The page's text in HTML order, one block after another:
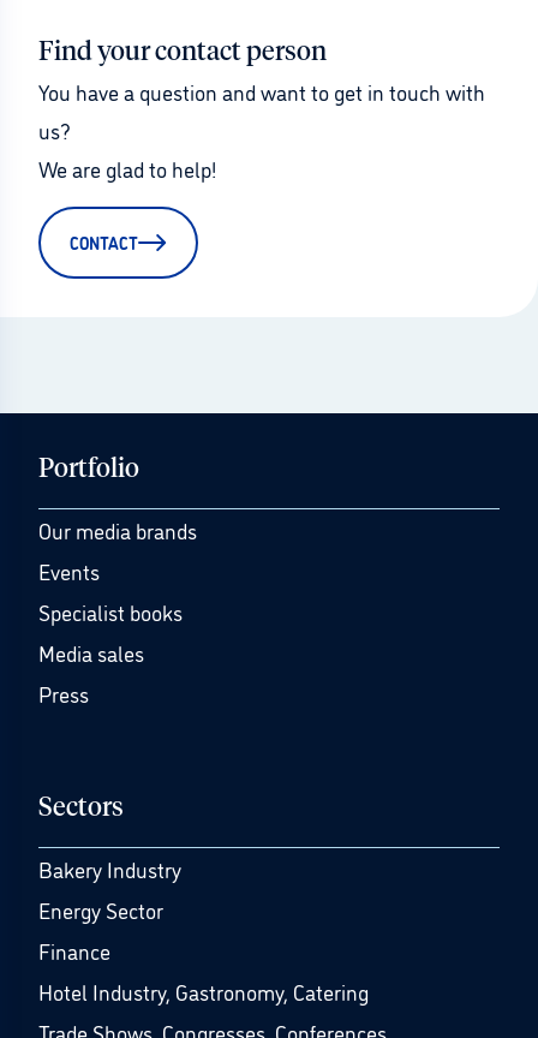
Find your contact person
You have a question and want to get in touch with
us?
We are glad to help!
CONTACT
Portfolio
Our media brands
Events
Specialist books
Media sales
Press
Sectors
Bakery Industry
Energy Sector
Finance
Hotel Industry, Gastronomy, Catering
Trade Shows, Congresses, Conferences